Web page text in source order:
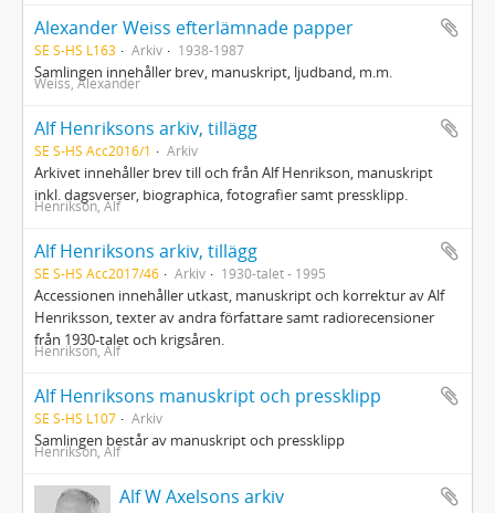
Alexander Weiss efterlämnade papper
SE S-HS L163 Arkiv 1938-1987
Samlingen innehåller brev, manuskript, ljudband, m.m.
Weiss, Alexander
Alf Henriksons arkiv, tillägg
SE S-HS Acc2016/1 Arkiv
Arkivet innehåller brev till och från Alf Henrikson, manuskript
inkl. dagsverser, biographica, fotografier samt pressklipp.
Henrikson, Alf
Alf Henriksons arkiv, tillägg
SE S-HS Acc2017/46 Arkiv 1930-talet - 1995
Accessionen innehåller utkast, manuskript och korrektur av Alf
Henriksson, texter av andra författare samt radiorecensioner
från 1930-talet och krigsåren.
Henrikson, Alf
Alf Henriksons manuskript och pressklipp
SE S-HS L107 Arkiv
Samlingen består av manuskript och pressklipp
Henrikson, Alf
Alf W Axelsons arkiv